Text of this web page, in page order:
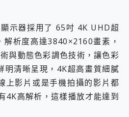
示器採用了 65吋 4K UHD超
解析度高達3840×2160畫素，
與動態色彩調色技術，讓色彩
明清晰呈現，4K超高畫質細膩
上影片或是手機拍攝的影片都
4K高解析，這樣播放才能達到